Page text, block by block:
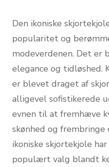
Den ikoniske
popularitet og
modeverdenen. Det er
elegance og tidløshed.
er blevet draget af
alligevel sofistikerede
evnen til at fremhæve
skønhed og
ikoniske skjortekjole
populært valg blandt